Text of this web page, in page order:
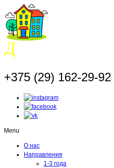
+375 (29) 162-29-92
Menu
О нас
Направления
1-3 года